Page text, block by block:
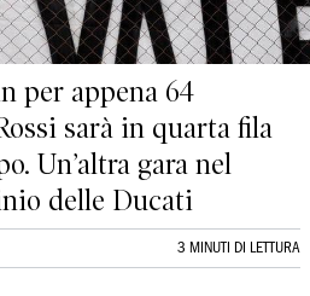
per appena 64
sarà in quarta fila
Un’altra gara nel
delle Ducati
3 MINUTI DI LETTURA